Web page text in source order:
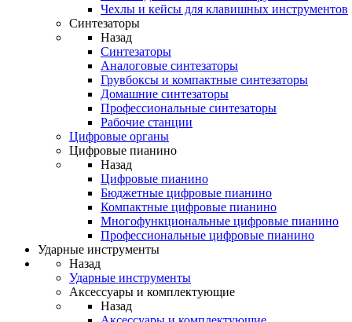
Чехлы и кейсы для клавишных инструментов
Синтезаторы
Назад
Синтезаторы
Аналоговые синтезаторы
Грувбоксы и компактные синтезаторы
Домашние синтезаторы
Профессиональные синтезаторы
Рабочие станции
Цифровые органы
Цифровые пианино
Назад
Цифровые пианино
Бюджетные цифровые пианино
Компактные цифровые пианино
Многофункциональные цифровые пианино
Профессиональные цифровые пианино
Ударные инструменты
Назад
Ударные инструменты
Аксессуары и комплектующие
Назад